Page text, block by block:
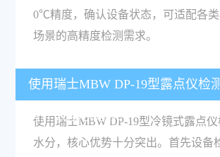
0℃精度，确认设备状态，可适配各
场景的高精度检测需求。
使用瑞士MBW DP-19型露点仪检
有什么核心优势？
使用瑞士MBW DP-19型冷镜式露点仪
水分，核心优势十分突出。首先设备